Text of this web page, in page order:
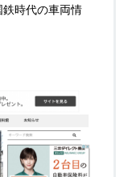
時代の車両情